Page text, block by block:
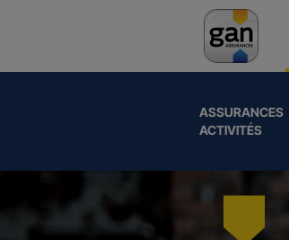
ASSURANCES
ACTIVITÉS